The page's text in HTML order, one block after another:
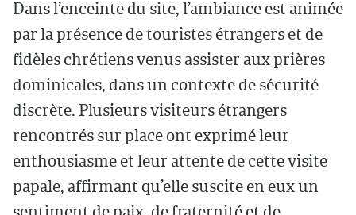
Dans l’enceinte du site, l’ambiance est animée
par la présence de touristes étrangers et de
fidèles chrétiens venus assister aux prières
dominicales, dans un contexte de sécurité
discrète. Plusieurs visiteurs étrangers
rencontrés sur place ont exprimé leur
enthousiasme et leur attente de cette visite
papale, affirmant qu’elle suscite en eux un